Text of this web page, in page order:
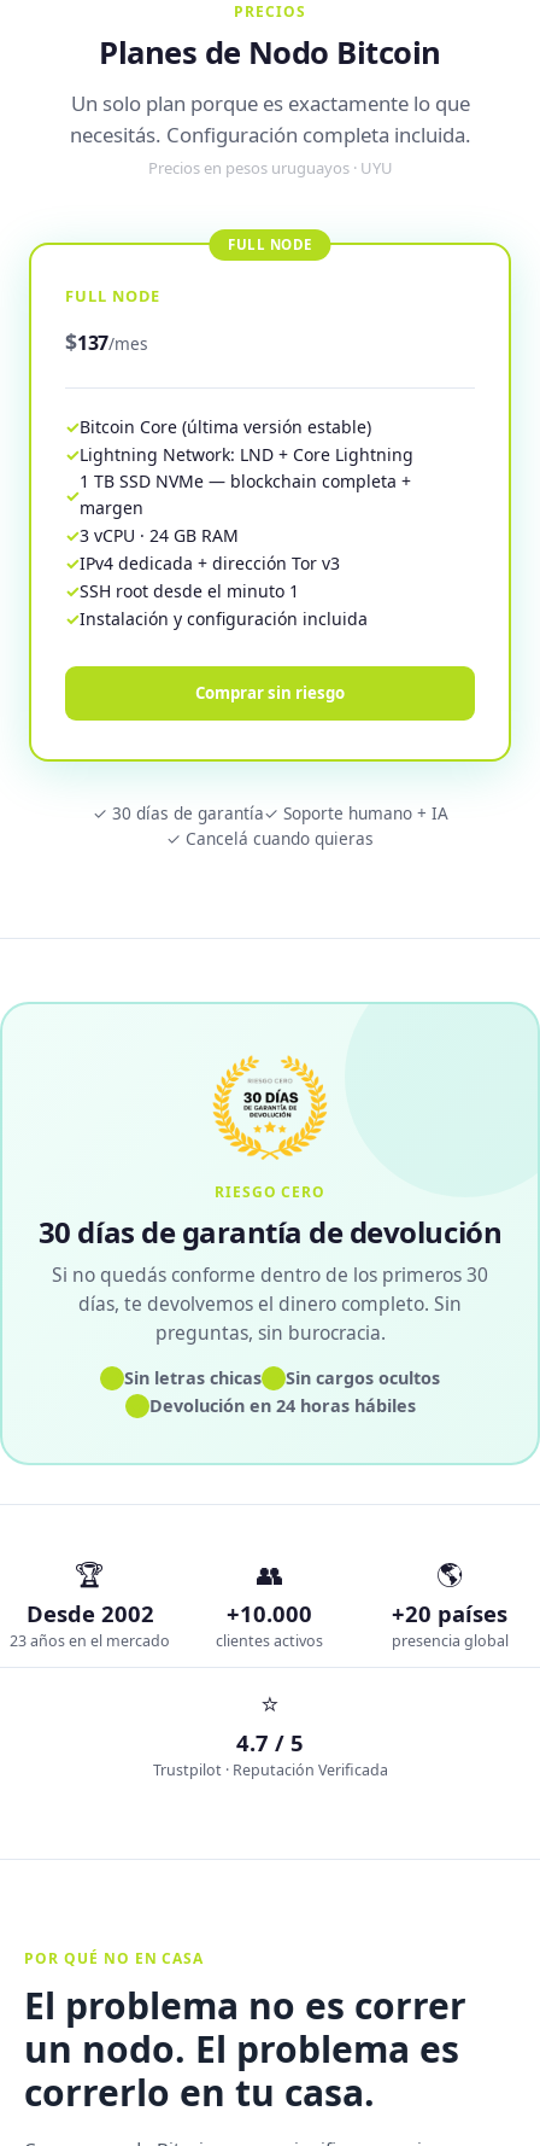
PRECIOS
Planes de Nodo Bitcoin
Un solo plan porque es exactamente lo que
necesitás. Configuración completa incluida.
Precios en pesos uruguayos · UYU
FULL NODE
$137/mes
Bitcoin Core (última versión estable)
Lightning Network: LND + Core Lightning
1 TB SSD NVMe — blockchain completa +
margen
3 vCPU · 24 GB RAM
IPv4 dedicada + dirección Tor v3
SSH root desde el minuto 1
Instalación y configuración incluida
Comprar sin riesgo
✓ 30 días de garantía✓ Soporte humano + IA
✓ Cancelá cuando quieras
RIESGO CERO
30 días de garantía de devolución
Si no quedás conforme dentro de los primeros 30
días, te devolvemos el dinero completo. Sin
preguntas, sin burocracia.
✓Sin letras chicas✓Sin cargos ocultos
✓Devolución en 24 horas hábiles
🏆
Desde 2002
23 años en el mercado
👥
+10.000
clientes activos
🌎
+20 países
presencia global
⭐
4.7 / 5
Trustpilot · Reputación Verificada
POR QUÉ NO EN CASA
El problema no es correr
un nodo. El problema es
correrlo en tu casa.